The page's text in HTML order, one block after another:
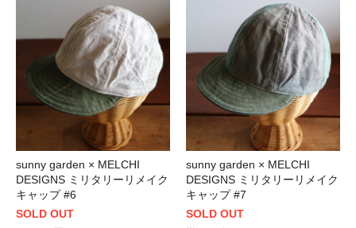
sunny garden × MELCHI
DESIGNS ミリタリーリメイク
キャップ #6
SOLD OUT
sunny garden × MELCHI
DESIGNS ミリタリーリメイク
キャップ #7
SOLD OUT